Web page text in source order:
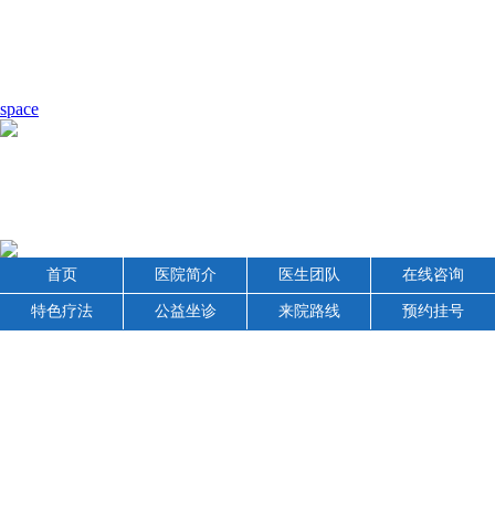
space
首页 医院简介 医生团队 在线咨询
特色疗法 公益坐诊 来院路线 预约挂号